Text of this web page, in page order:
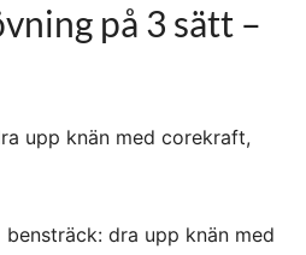
på 3 sätt –
upp knän med corekraft,
dra upp knän med